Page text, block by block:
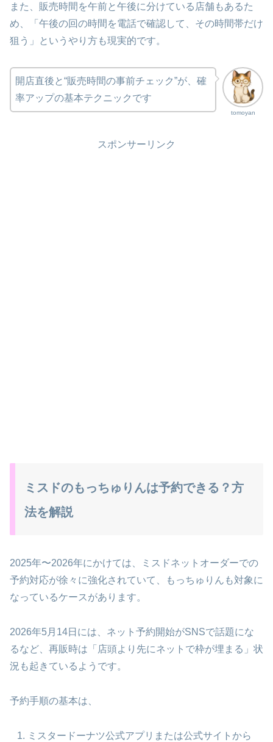
また、販売時間を午前と午後に分けている店舗もあるた
め、「午後の回の時間を電話で確認して、その時間帯だけ
狙う」というやり方も現実的です。
tomoyan
開店直後と“販売時間の事前チェック”が、確
率アップの基本テクニックです
スポンサーリンク
ミスドのもっちゅりんは予約できる？方
法を解説
2025年〜2026年にかけては、ミスドネットオーダーでの
予約対応が徐々に強化されていて、もっちゅりんも対象に
なっているケースがあります。
2026年5月14日には、ネット予約開始がSNSで話題にな
るなど、再販時は「店頭より先にネットで枠が埋まる」状
況も起きているようです。
予約手順の基本は、
ミスタードーナツ公式アプリまたは公式サイトから